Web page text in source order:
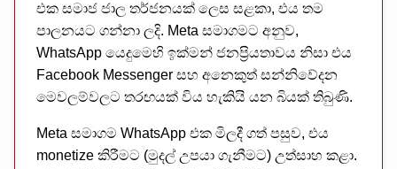
එක සමාජ ජාල තර්ජනයක් ලෙස සළකා, එය තම
පාලනයට ගන්නා ලදි. Meta සමාගමට අනුව,
WhatsApp යෙදුමෙහි ඉක්මන් ජනප්‍රියතාවය නිසා එය
Facebook Messenger සහ අනෙකුත් සන්නිවේදන
මෙවලම්වලට තරඟයක් විය හැකියි යන බියක් තිබුණි.
Meta සමාගම WhatsApp එක මිලදී ගත් පසුව, එය
monetize කිරීමට (මුදල් උපයා ගැනීමට) උත්සාහ කළා.